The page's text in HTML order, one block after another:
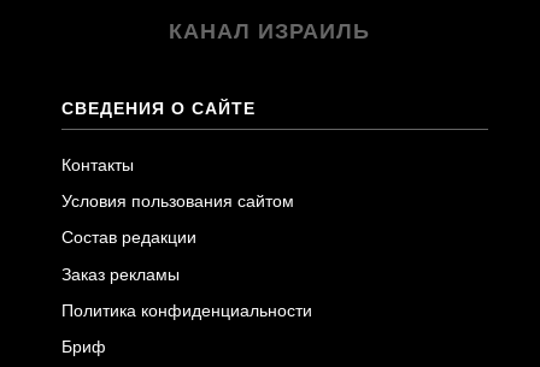
КАНАЛ ИЗРАИЛЬ
СВЕДЕНИЯ О САЙТЕ
Контакты
Условия пользования сайтом
Состав редакции
Заказ рекламы
Политика конфиденциальности
Бриф